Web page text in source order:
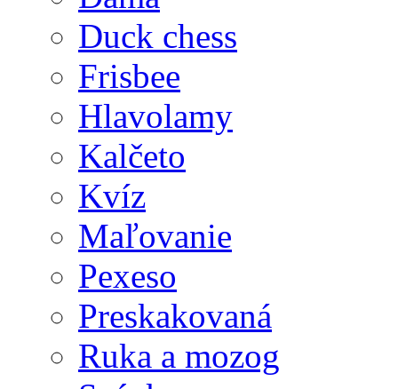
Duck chess
Frisbee
Hlavolamy
Kalčeto
Kvíz
Maľovanie
Pexeso
Preskakovaná
Ruka a mozog